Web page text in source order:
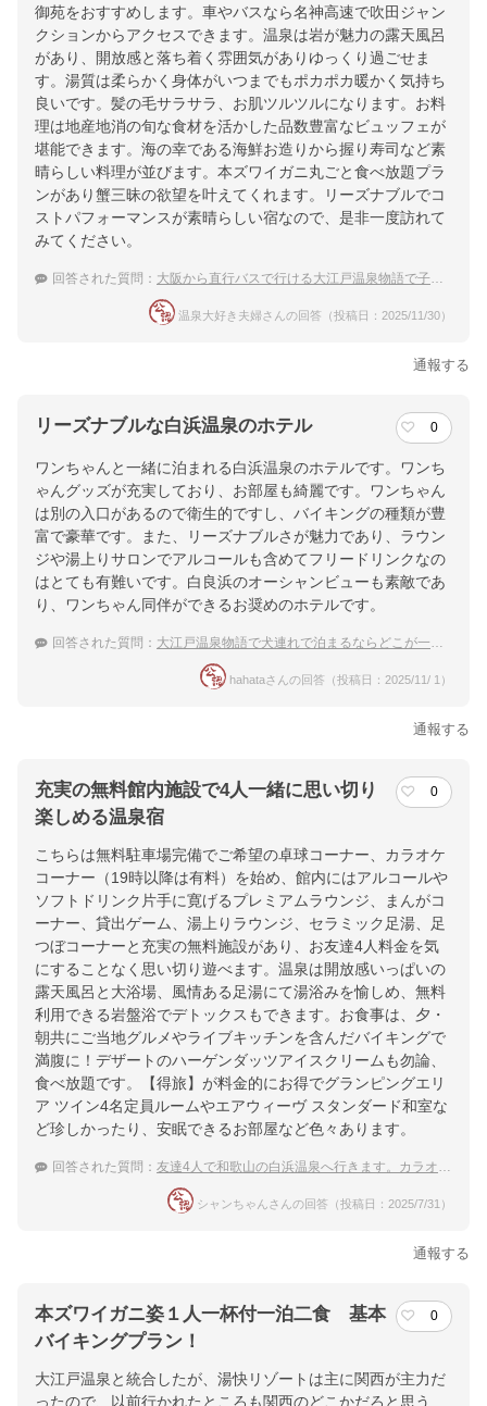
御苑をおすすめします。車やバスなら名神高速で吹田ジャン
クションからアクセスできます。温泉は岩が魅力の露天風呂
があり、開放感と落ち着く雰囲気がありゆっくり過ごせま
す。湯質は柔らかく身体がいつまでもポカポカ暖かく気持ち
良いです。髪の毛サラサラ、お肌ツルツルになります。お料
理は地産地消の旬な食材を活かした品数豊富なビュッフェが
堪能できます。海の幸である海鮮お造りから握り寿司など素
晴らしい料理が並びます。本ズワイガニ丸ごと食べ放題プラ
ンがあり蟹三昧の欲望を叶えてくれます。リーズナブルでコ
ストパフォーマンスが素晴らしい宿なので、是非一度訪れて
みてください。
回答された質問： 大阪から直行バスで行ける大江戸温泉物語で子連れにおすすめはどこ？
温泉大好き夫婦さんの回答（投稿日：2025/11/30）
通報する
リーズナブルな白浜温泉のホテル 0
ワンちゃんと一緒に泊まれる白浜温泉のホテルです。ワンち
ゃんグッズが充実しており、お部屋も綺麗です。ワンちゃん
は別の入口があるので衛生的ですし、バイキングの種類が豊
富で豪華です。また、リーズナブルさが魅力であり、ラウン
ジや湯上りサロンでアルコールも含めてフリードリンクなの
はとても有難いです。白良浜のオーシャンビューも素敵であ
り、ワンちゃん同伴ができるお奨めのホテルです。
回答された質問： 大江戸温泉物語で犬連れで泊まるならどこが一番いい？
hahataさんの回答（投稿日：2025/11/ 1）
通報する
充実の無料館内施設で4人一緒に思い切り
楽しめる温泉宿
0
こちらは無料駐車場完備でご希望の卓球コーナー、カラオケ
コーナー（19時以降は有料）を始め、館内にはアルコールや
ソフトドリンク片手に寛げるプレミアムラウンジ、まんがコ
ーナー、貸出ゲーム、湯上りラウンジ、セラミック足湯、足
つぼコーナーと充実の無料施設があり、お友達4人料金を気
にすることなく思い切り遊べます。温泉は開放感いっぱいの
露天風呂と大浴場、風情ある足湯にて湯浴みを愉しめ、無料
利用できる岩盤浴でデトックスもできます。お食事は、夕・
朝共にご当地グルメやライブキッチンを含んだバイキングで
満腹に！デザートのハーゲンダッツアイスクリームも勿論、
食べ放題です。【得旅】が料金的にお得でグランピングエリ
ア ツイン4名定員ルームやエアウィーヴ スタンダード和室な
ど珍しかったり、安眠できるお部屋など色々あります。
回答された質問： 友達4人で和歌山の白浜温泉へ行きます。カラオケ・卓球・スナック等大人男子が楽しめる温泉宿を教えて下さい
シャンちゃんさんの回答（投稿日：2025/7/31）
通報する
本ズワイガニ姿１人一杯付一泊二食 基本
バイキングプラン！
0
大江戸温泉と統合したが、湯快リゾートは主に関西が主力だ
ったので、以前行かれたところも関西のどこかだろと思う